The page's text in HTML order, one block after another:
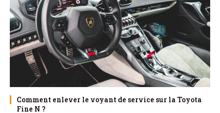
Comment enlever le voyant de service sur la Toyota
Fine N ?